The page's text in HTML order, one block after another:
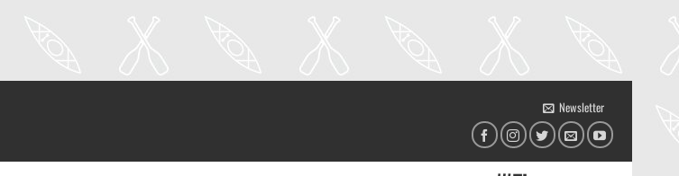
Newsletter